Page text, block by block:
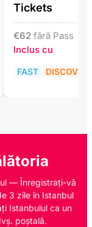
Tickets
€62 fără Pass
Inclus cu
FAST DISCOVER
— Înregistrați-vă
3 zile în Istanbul
Istanbulul ca un
poștală.